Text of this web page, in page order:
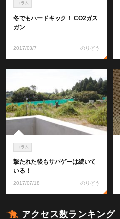
コラム
冬でもハードキック！ CO2ガス
ガン
2017/03/7 のりぞう
コラム
撃たれた後もサバゲーは続いて
いる！
2017/07/18 のりぞう
アクセス数ランキング